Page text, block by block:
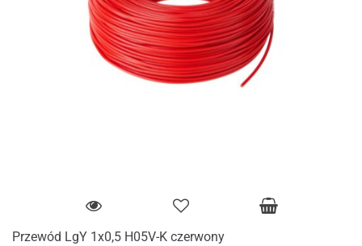
Przewód LgY 1x0,5 H05V-K czerwony